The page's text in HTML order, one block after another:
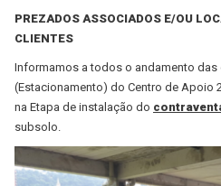
PREZADOS ASSOCIADOS E/OU
CLIENTES
Informamos a todos o andamento
(Estacionamento) do Centro de Apoio
na Etapa de instalação do
subsolo.